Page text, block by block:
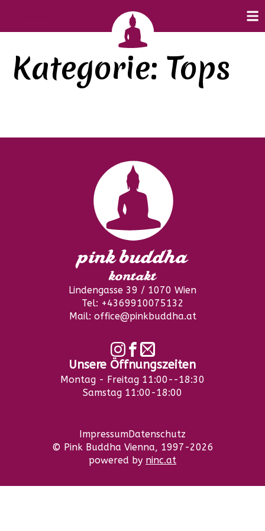
Kategorie: Tops
pink buddha
kontakt
Lindengasse 39 / 1070 Wien
Tel: +4369910075132
Mail: office@pinkbuddha.at
Unsere Öffnungszeiten
Montag - Freitag 11:00--18:30
Samstag 11:00-18:00
ImpressumDatenschutz
© Pink Buddha Vienna, 1997-2026
powered by ninc.at